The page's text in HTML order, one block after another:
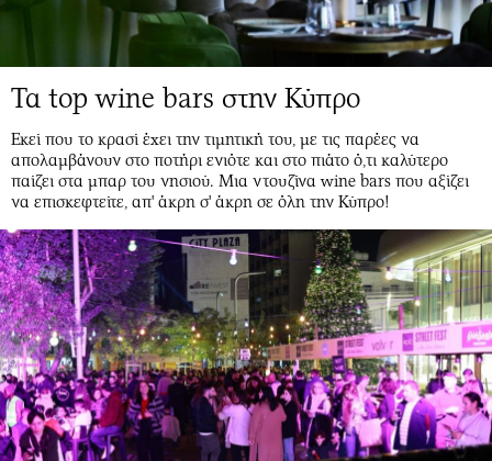
Τα top wine bars στην Κύπρο
Εκεί που το κρασί έχει την τιμητική του, με τις παρέες να
απολαμβάνουν στο ποτήρι ενιότε και στο πιάτο ό,τι καλύτερο
παίζει στα μπαρ του νησιού. Μια ντουζίνα wine bars που αξίζει
να επισκεφτείτε, απ' άκρη σ' άκρη σε όλη την Κύπρο!